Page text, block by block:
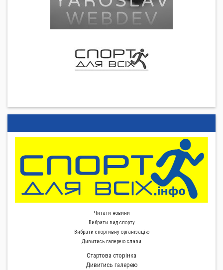
Читати новини
Вибрати вид спорту
Вибрати спортивну органiзацiю
Дивитись галерею слави
Стартова сторiнка
Дивитись галерею